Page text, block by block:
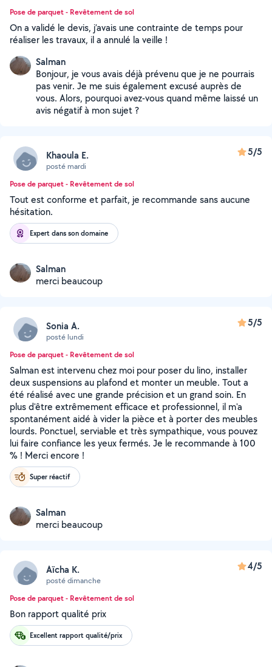
Pose de parquet - Revêtement de sol
On a validé le devis, j’avais une contrainte de temps pour
réaliser les travaux, il a annulé la veille !
Salman
Bonjour, je vous avais déjà prévenu que je ne pourrais
pas venir. Je me suis également excusé auprès de
vous. Alors, pourquoi avez-vous quand même laissé un
avis négatif à mon sujet ?
Khaoula E.
posté mardi
5/5
Pose de parquet - Revêtement de sol
Tout est conforme et parfait, je recommande sans aucune
hésitation.
Expert dans son domaine
Salman
merci beaucoup
Sonia A.
posté lundi
5/5
Pose de parquet - Revêtement de sol
Salman est intervenu chez moi pour poser du lino, installer
deux suspensions au plafond et monter un meuble. Tout a
été réalisé avec une grande précision et un grand soin. En
plus d'être extrêmement efficace et professionnel, il m'a
spontanément aidé à vider la pièce et à porter des meubles
lourds. Ponctuel, serviable et très sympathique, vous pouvez
lui faire confiance les yeux fermés. Je le recommande à 100
% ! Merci encore !
Super réactif
Salman
merci beaucoup
Aïcha K.
posté dimanche
4/5
Pose de parquet - Revêtement de sol
Bon rapport qualité prix
Excellent rapport qualité/prix